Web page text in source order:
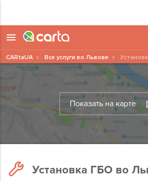
Показать на карте
CARtaUA Все услуги во Львове
Установка ГБО во